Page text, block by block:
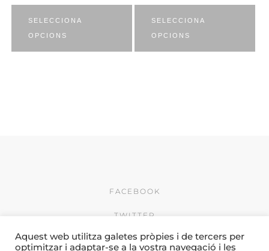
SELECCIONA
OPCIONS
SELECCIONA
OPCIONS
FACEBOOK
TWITTER
INSTAGRAM
Aquest web utilitza galetes pròpies i de tercers per
optimitzar i adaptar-se a la vostra navegació i les